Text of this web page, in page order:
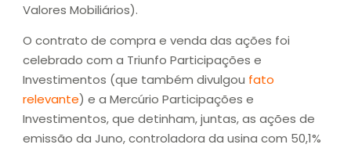
Valores Mobiliários).
O contrato de compra e venda das ações foi
celebrado com a Triunfo Participações e
Investimentos (que também divulgou fato
relevante) e a Mercúrio Participações e
Investimentos, que detinham, juntas, as ações de
emissão da Juno, controladora da usina com 50,1%